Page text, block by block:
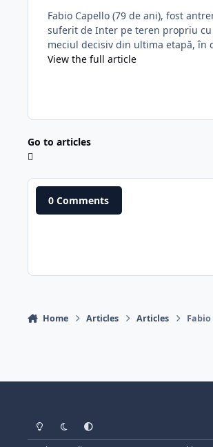
Fabio Capello (79 de ani), fost
suferit de Inter pe teren propriu
meciul decisiv din ultima etapă, în
View the full article
Go to articles
0 Comments
Home Articles Articles
Light ModeDark ModeSystem Preference